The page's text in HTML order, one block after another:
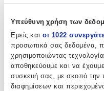
Υπεύθυνη χρήση των
Εμείς και οι 1022
προσωπικά σας δεδομένα,
χρησιμοποιώντας
αποθηκεύουμε και να
συσκευή σας, με σκοπό την
διαφημίσεων και
Όχι
Είδος
Κρεμοσάπουνο Χεριών
Τεμάχια: